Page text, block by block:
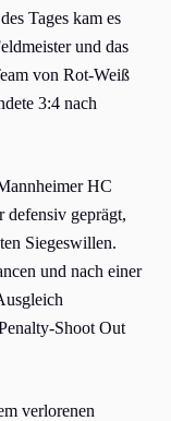
Tages kam es
und das
von Rot-Weiß
3:4 nach
HC
defensiv geprägt,
Siegeswillen.
und nach einer
Shoot Out
verlorenen